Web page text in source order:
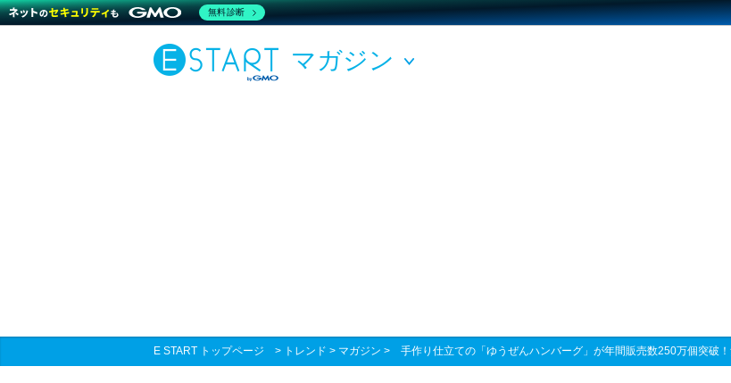
マガジン
E START トップページ > トレンド > マガジン > 手作り仕立ての「ゆうぜんハンバーグ」が年間販売数250万個突破
無料診断